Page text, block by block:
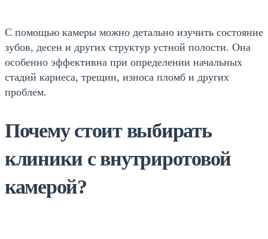
С помощью камеры можно детально изучить состояние
зубов, десен и других структур устной полости. Она
особенно эффективна при определении начальных
стадий кариеса, трещин, износа пломб и других
проблем.
Почему стоит выбирать
клиники с внутриротовой
камерой?